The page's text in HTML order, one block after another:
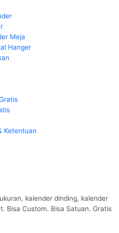
Meja
Hanger
Ketentuan
kalender dinding, kalender
Bisa Custom. Bisa Satuan. Gratis